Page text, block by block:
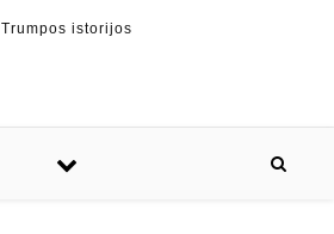
Trumpos istorijos